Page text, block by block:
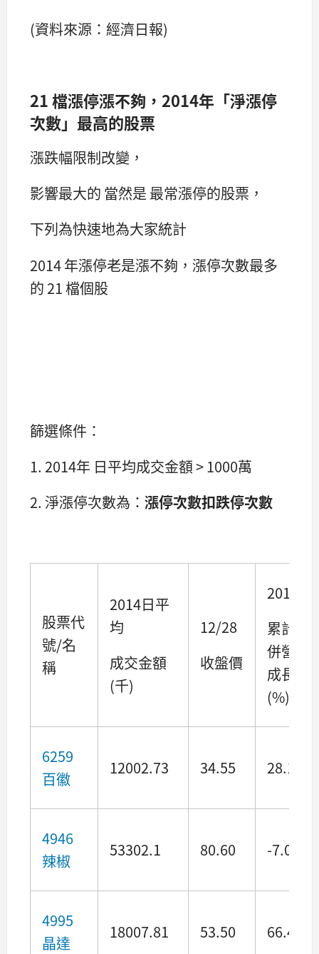
(資料來源：經濟日報)
21 檔漲停漲不夠，2014年「淨漲停
次數」最高的股票
漲跌幅限制改變，
影響最大的 當然是 最常漲停的股票，
下列為快速地為大家統計
2014 年漲停老是漲不夠，漲停次數最多
的 21 檔個股
篩選條件：
1. 2014年 日平均成交金額 > 1000萬
2. 淨漲停次數為： 漲停次數扣跌停次數
股票代
號/名
稱
2014日平
均
成交金額
(千)
12/28
收盤價
2014
累計合
併營收
成長
(%)
6259
百徽
12002.73 34.55 28.11
4946
辣椒
53302.1 80.60 -7.08
4995
晶達
18007.81 53.50 66.40